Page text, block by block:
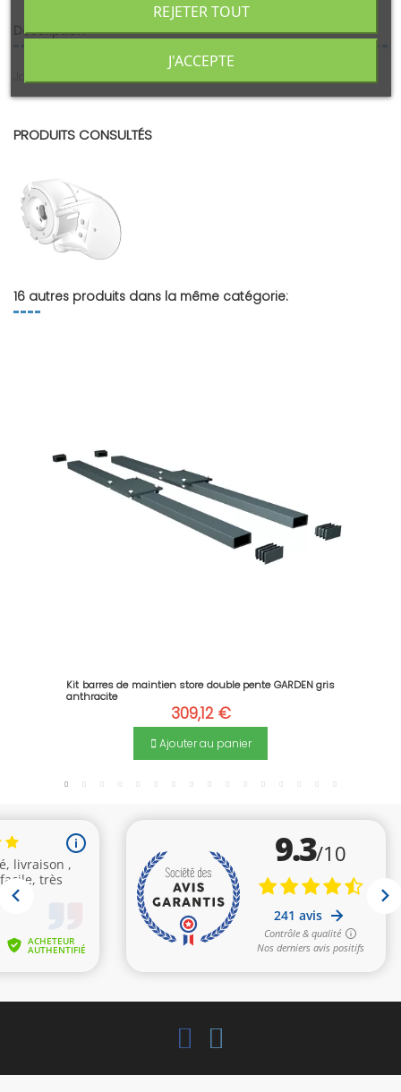
Description
PRODUITS CONSULTÉS
16 autres produits dans la même catégorie:
Kit barres de maintien store double pente GARDEN gris
anthracite
309,12 €
Ajouter au panier
REJETER TOUT
J'ACCEPTE